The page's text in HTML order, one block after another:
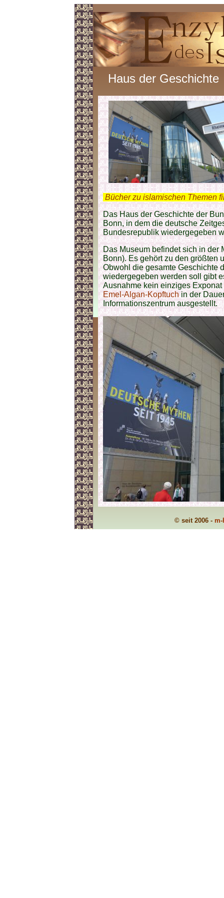
Haus der Geschichte
Bücher zu islamischen Themen
Das Haus der Geschichte der
Bonn, in dem die deutsche
Bundesrepublik wiedergegeben
Das Museum befindet sich in der
Bonn). Es gehört zu den größten
Obwohl die gesamte Geschichte
wiedergegeben werden soll gibt
Ausnahme kein einziges
Emel-Algan-Kopftuchin der
Informationszentrum ausgestellt.
© seit 2006 -